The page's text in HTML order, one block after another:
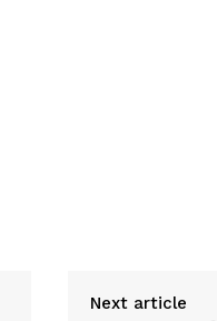
Next article